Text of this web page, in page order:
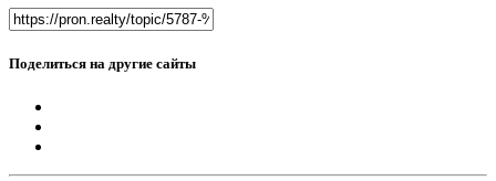
Поделиться на другие сайты